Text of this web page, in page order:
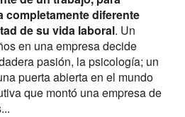
completamente diferente
de su vida laboral. Un
en una empresa decide
pasión, la psicología; un
puerta abierta en el mundo
que montó una empresa de